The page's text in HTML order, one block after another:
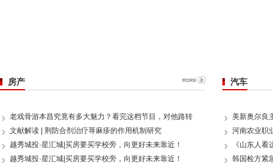
房产
老戏骨游本昌究竟有多大魅力？看完这档节目，对他路转
文献解读 | 荆防合剂治疗荨麻疹的作用机制研究
越秀城投·星汇城|买房要买学校旁，向更好未来靠近！
越秀城投·星汇城|买房要买学校旁，向更好未来靠近！
汽车
美新奥尔良
河南农业职
《山东人
韩国检方紧